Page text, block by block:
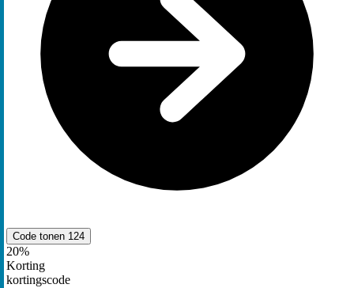
Code tonen 124
20%
Korting
kortingscode